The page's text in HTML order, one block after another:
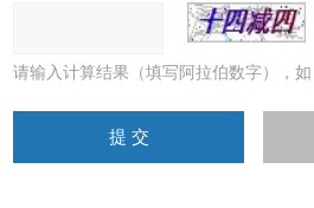
请输入计算结果（填写阿拉伯数字），